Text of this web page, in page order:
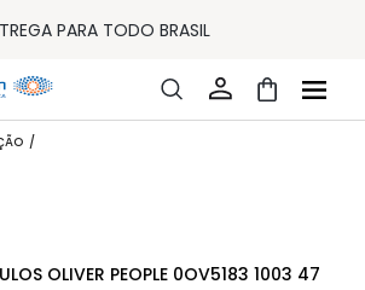
PARA TODO BRASIL
NO COMBO - CONS. REG.
GRÁTIS EM TODO O SITE
COMPRA (CONSULTE REGULAMENTO)
OLIVER PEOPLE 0OV5183 1003 47